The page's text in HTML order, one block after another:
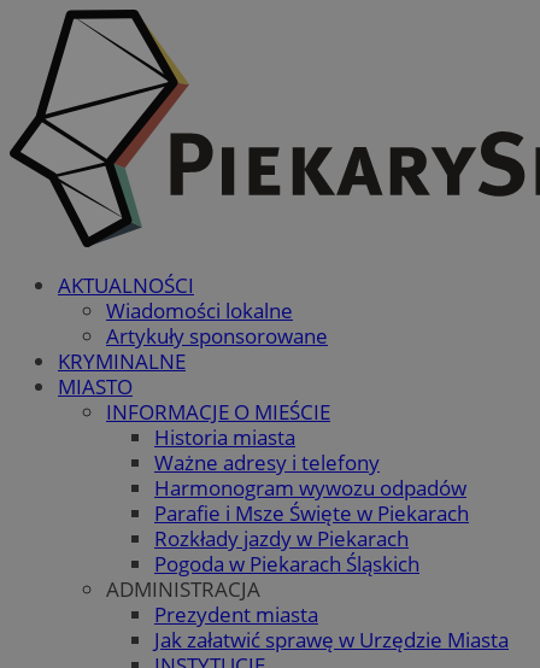
AKTUALNOŚCI
Wiadomości lokalne
Artykuły sponsorowane
KRYMINALNE
MIASTO
INFORMACJE O MIEŚCIE
Historia miasta
Ważne adresy i telefony
Harmonogram wywozu odpadów
Parafie i Msze Święte w Piekarach
Rozkłady jazdy w Piekarach
Pogoda w Piekarach Śląskich
ADMINISTRACJA
Prezydent miasta
Jak załatwić sprawę w Urzędzie Miasta